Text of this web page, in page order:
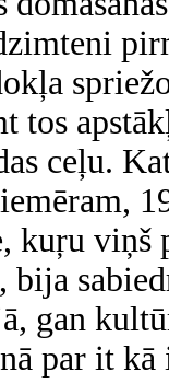
tos
ceļu.
kuŗu
gan
par it